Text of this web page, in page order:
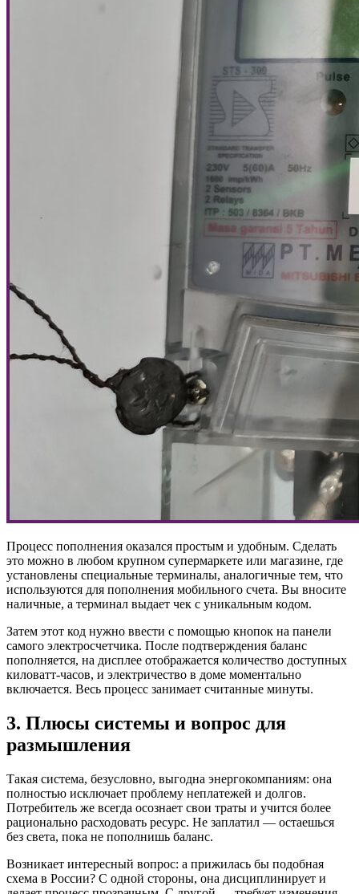
Процесс пополнения оказался простым и удобным. Сделать
это можно в любом крупном супермаркете или магазине, где
установлены специальные терминалы, аналогичные тем, что
используются для пополнения мобильного счета. Вы вносите
наличные, а терминал выдает чек с уникальным кодом.
Затем этот код нужно ввести с помощью кнопок на панели
самого электросчетчика. После подтверждения баланс
пополняется, на дисплее отображается количество доступных
киловатт-часов, и электричество в доме моментально
включается. Весь процесс занимает считанные минуты.
3. Плюсы системы и вопрос для
размышления
Такая система, безусловно, выгодна энергокомпаниям: она
полностью исключает проблему неплатежей и долгов.
Потребитель же всегда осознает свои траты и учится более
рационально расходовать ресурс. Не заплатил — остаешься
без света, пока не пополнишь баланс.
Возникает интересный вопрос: а прижилась бы подобная
схема в России? С одной стороны, она дисциплинирует и